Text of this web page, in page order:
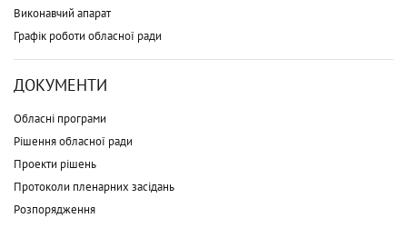
Виконавчий апарат
Графік роботи обласної ради
ДОКУМЕНТИ
Обласні програми
Рішення обласної ради
Проекти рішень
Протоколи пленарних засідань
Розпорядження